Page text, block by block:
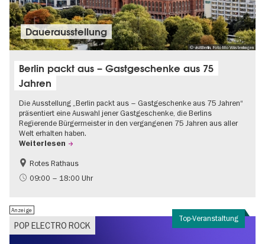
© visitBerlin, Foto Mo Wüstenhagen
Dauer­aus­stel­lung
Berlin packt aus – Gastgeschenke aus 75
Jahren
Die Ausstellung „Berlin packt aus – Gastgeschenke aus 75 Jahren“
präsentiert eine Auswahl jener Gastgeschenke, die Berlins
Regierende Bürgermeister in den vergangenen 75 Jahren aus aller
Welt erhalten haben.
Weiterlesen
Geschichte
Gratis
Rotes Rathaus
09:00 – 18:00 Uhr
Top-Veranstaltung
POP ELECTRO ROCK
Anzeige